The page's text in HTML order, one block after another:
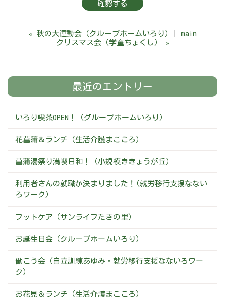
« 秋の大運動会（グループホームいろり）
main
クリスマス会（学童ちょくし）
»
最近のエントリー
いろり喫茶OPEN！（グループホームいろり）
花菖蒲＆ランチ（生活介護まごころ）
菖蒲湯祭り満喫日和！（小規模ききょうが丘）
利用者さんの就職が決まりました！(就労移行支援なない
ろワーク)
フットケア（サンライフたきの里）
お誕生日会（グループホームいろり）
働こう会（自立訓練あゆみ・就労移行支援なないろワー
ク）
お花見＆ランチ（生活介護まごころ）